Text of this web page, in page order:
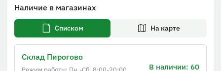
Наличие в магазинах
Списком На карте
Склад Пирогово
Режим работы: Пн.-Сб. 8:00-20:00
В наличии: 60